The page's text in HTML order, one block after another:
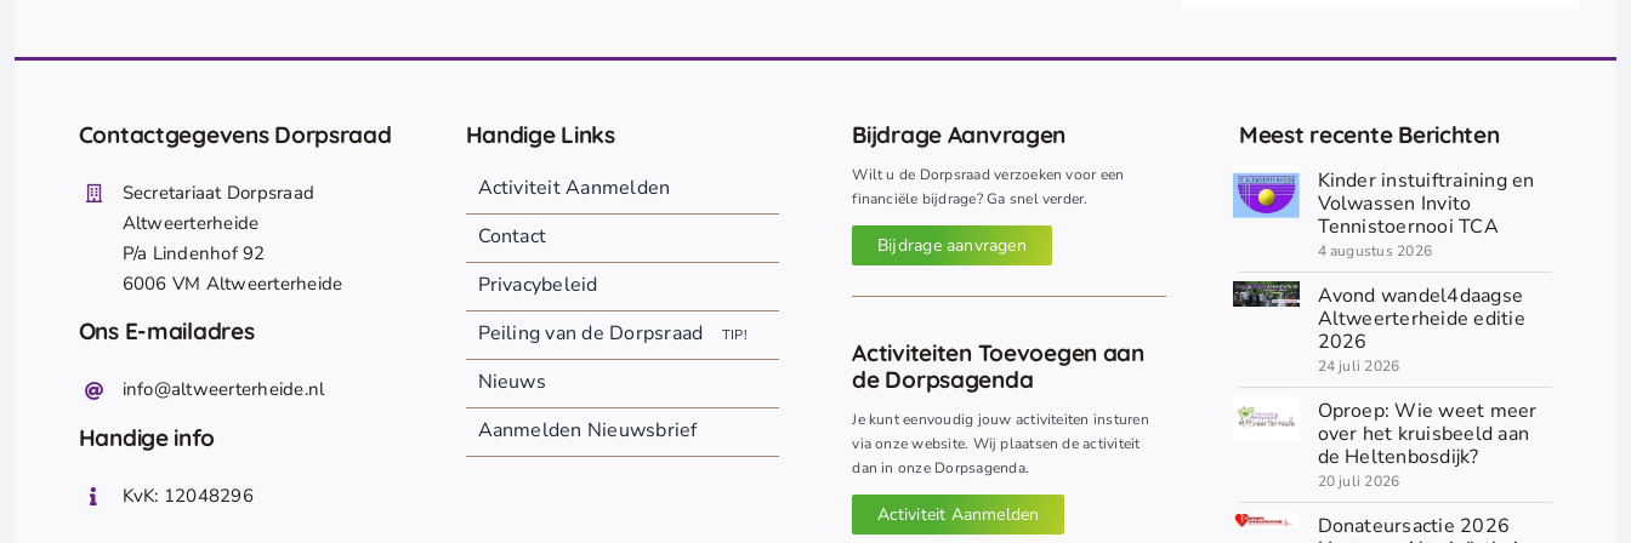
Contactgegevens Dorpsraad
Secretariaat Dorpsraad
Altweerterheide
P/a Lindenhof 92
6006 VM Altweerterheide
Ons E-mailadres
info@altweerterheide.nl
Handige info
KvK: 12048296
Handige Links
Activiteit Aanmelden
Contact
Privacybeleid
Peiling van de Dorpsraad
TIP!
Nieuws
Aanmelden Nieuwsbrief
Bijdrage Aanvragen
Wilt u de Dorpsraad verzoeken voor een
financiële bijdrage? Ga snel verder.
Bijdrage aanvragen
Activiteiten Toevoegen aan
de Dorpsagenda
Je kunt eenvoudig jouw activiteiten insturen
via onze website. Wij plaatsen de activiteit
dan in onze Dorpsagenda.
Activiteit Aanmelden
Meest recente Berichten
Kinder instuiftraining en
Volwassen Invito
Tennistoernooi TCA
4 augustus 2026
Avond wandel4daagse
Altweerterheide editie
2026
24 juli 2026
Oproep: Wie weet meer
over het kruisbeeld aan
de Heltenbosdijk?
20 juli 2026
Donateursactie 2026